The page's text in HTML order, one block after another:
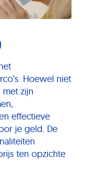
Hoewel niet
zijn
effectieve
je geld. De
ten opzichte